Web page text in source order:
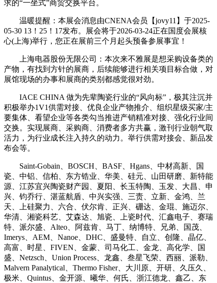
求的“一坐式”商贸交换平台。
温暖提醒：本展会消息由CNENA会员【jovy11】于2025-
05-30 13！25！17发布。展会将于2026-03-24正在国度会展核
心(上海)举行，您正在展前三个月起头预备参展事宜！
上海电器股份无限公司：本次来不雅展是想采购设备类的
产物，有找到方针的展商，后续能够进行相关项目标合做，对
展馆现场的办事和展商的类别都感觉很对劲。
IACE CHINA 做为先辈陶瓷行业的“风向标”，极其注沉并
积极举办1V1供需对接、优良企业产物推介、组织星级买家/主
要集体、看望企业等各类勾当推进产销精准对接、强化行业间
交换。实现展商、采购商、消费者多方共赢，激刊行业朝气取
活力，为行业成长注入持久的动力。举行供需对接会、新品发
布会等。
Saint-Gobain、BOSCH、BASF、Hgans、中材高新、国
瓷、中铝、信柏、东方锆业、华美、硅元、山田研磨、新特能
源、江苏宜兴陶瓷财产园、夏阳、长玉特陶、玉发、大昌、申
兴、钧乔行、湛蓝航盾、中兴实强、三责、立新、金鸿、兰
天、上硅聚力、六合、伏尔肯、正兴、硼达、金琨、施迈尔、
华清、湘瓷科艺、艾森达、旭瓷、上瓷时代、汇鑫电子、赛瑞
特、派尔盛、Alteo、阿兹肯、马丁、纳博特、兄弟、国茂、
Imerys、AEM、Nanoe、DHC、盛曼特、自立、创隆、晶亿、
高富、时星、FIVEN、金蒙、司马化工、金龙、高化学、国
盛、Netzsch、Union Process、龙鑫、叁星飞荣、西丽、派勒、
Malvern Panalytical、Thermo Fisher、大川原、开研、久压久、
极米、Quintus、金开源、曦华、何氏、浙江德龙、鑫乙、东